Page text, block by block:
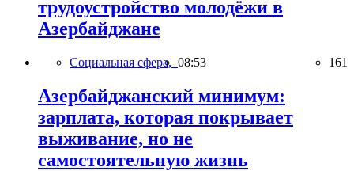
трудоустройство молодёжи в
Азербайджане
Социальная сфера, 08:53 161
Азербайджанский минимум:
зарплата, которая покрывает
выживание, но не
самостоятельную жизнь